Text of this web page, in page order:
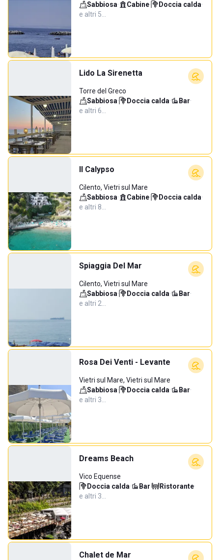
Sabbiosa· Cabine· Doccia calda·
e altri 5…
Lido La Sirenetta
Torre del Greco
Sabbiosa· Doccia calda· Bar·
e altri 6…
Il Calypso
Cilento, Vietri sul Mare
Sabbiosa· Cabine· Doccia calda·
e altri 8…
Spiaggia Del Mar
Cilento, Vietri sul Mare
Sabbiosa· Doccia calda· Bar·
e altri 2…
Rosa Dei Venti - Levante
Vietri sul Mare, Vietri sul Mare
Sabbiosa· Doccia calda· Bar·
e altri 3…
Dreams Beach
Vico Equense
Doccia calda· Bar· Ristorante·
e altri 3…
Chalet de Mar